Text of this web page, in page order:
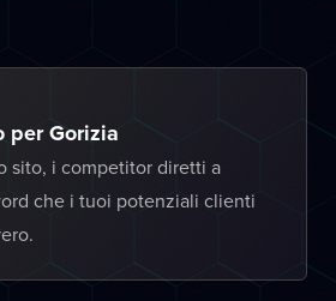
per Gorizia
sito, i competitor diretti a
che i tuoi potenziali clienti